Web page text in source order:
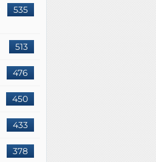
535
513
476
450
433
378